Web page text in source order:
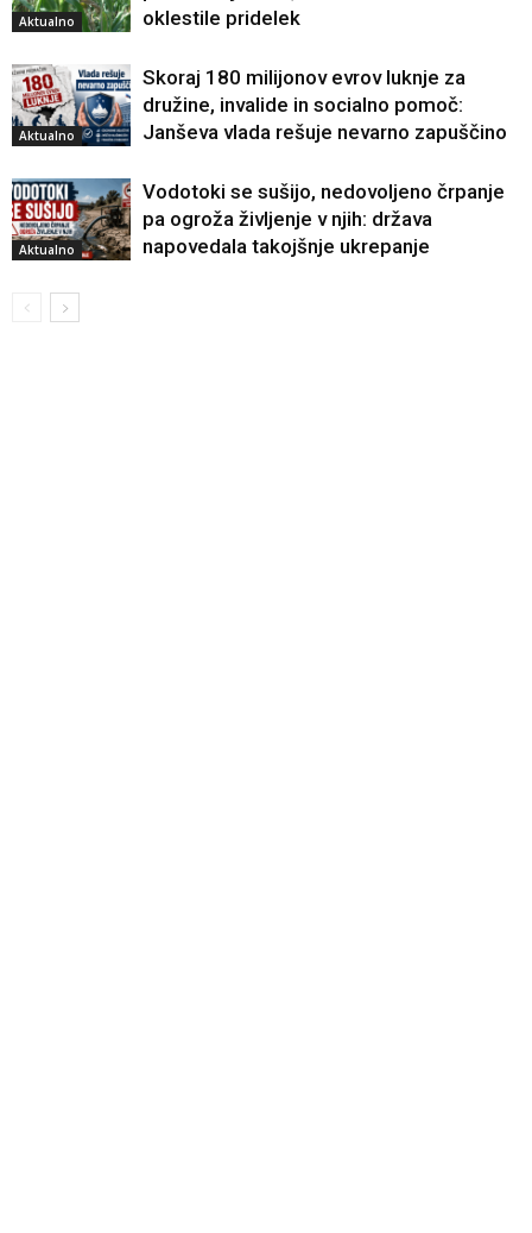
Aktualno
oklestile pridelek
Aktualno
Skoraj 180 milijonov evrov luknje za
družine, invalide in socialno pomoč:
Janševa vlada rešuje nevarno zapuščino
Aktualno
Vodotoki se sušijo, nedovoljeno črpanje
pa ogroža življenje v njih: država
napovedala takojšnje ukrepanje